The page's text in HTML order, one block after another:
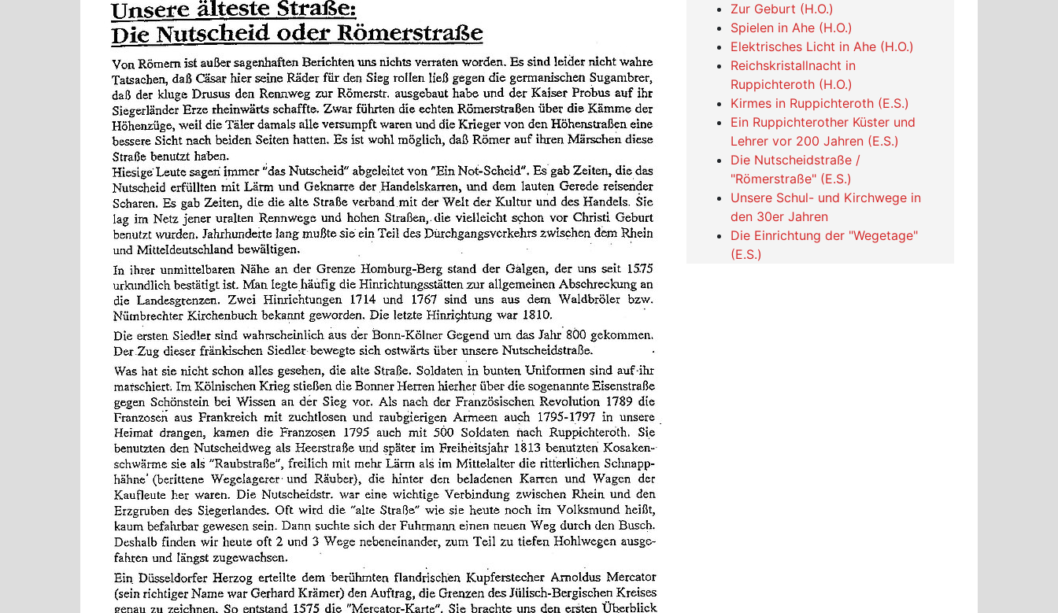
Zur Geburt (H.O.)
Spielen in Ahe (H.O.)
Elektrisches Licht in Ahe (H.O.)
Reichskristallnacht in
Ruppichteroth (H.O.)
Kirmes in Ruppichteroth (E.S.)
Ein Ruppichterother Küster und
Lehrer vor 200 Jahren (E.S.)
Die Nutscheidstraße /
"Römerstraße" (E.S.)
Unsere Schul- und Kirchwege in
den 30er Jahren
Die Einrichtung der "Wegetage"
(E.S.)